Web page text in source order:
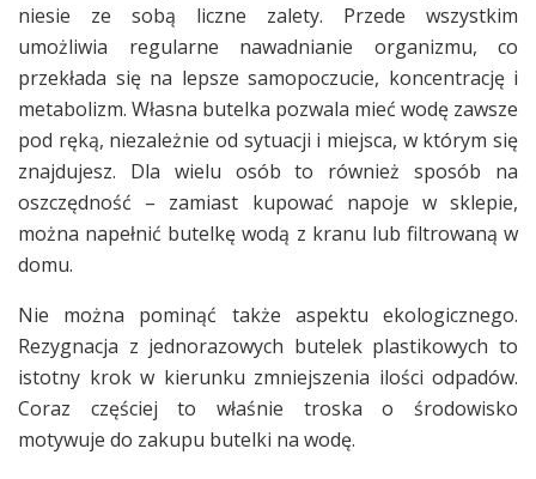
niesie ze sobą liczne zalety. Przede wszystkim
umożliwia regularne nawadnianie organizmu, co
przekłada się na lepsze samopoczucie, koncentrację i
metabolizm. Własna butelka pozwala mieć wodę zawsze
pod ręką, niezależnie od sytuacji i miejsca, w którym się
znajdujesz. Dla wielu osób to również sposób na
oszczędność – zamiast kupować napoje w sklepie,
można napełnić butelkę wodą z kranu lub filtrowaną w
domu.
Nie można pominąć także aspektu ekologicznego.
Rezygnacja z jednorazowych butelek plastikowych to
istotny krok w kierunku zmniejszenia ilości odpadów.
Coraz częściej to właśnie troska o środowisko
motywuje do zakupu butelki na wodę.